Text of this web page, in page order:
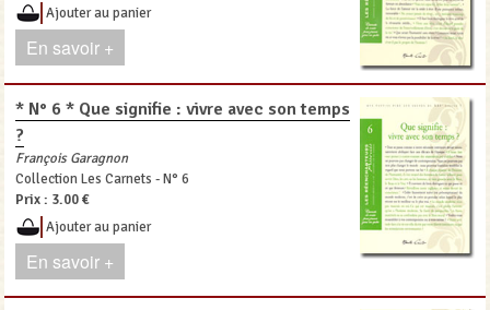
Ajouter au panier
En savoir +
* N° 6 * Que signifie : vivre avec son temps
?
François Garagnon
Collection Les Carnets - N° 6
Prix : 3.00 €
Ajouter au panier
En savoir +